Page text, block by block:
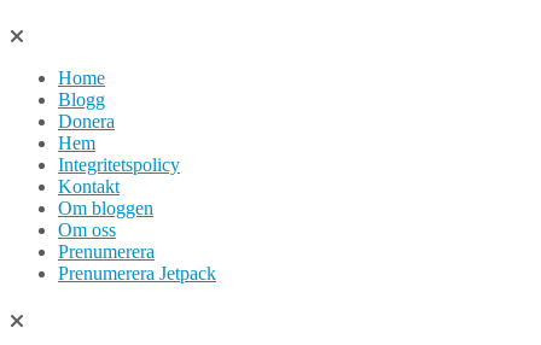
Hoppa
innehållHome
Blogg
Donera
Hem
Integritetspolicy
Kontakt
Om bloggen
Om oss
Prenumerera
Prenumerera Jetpack